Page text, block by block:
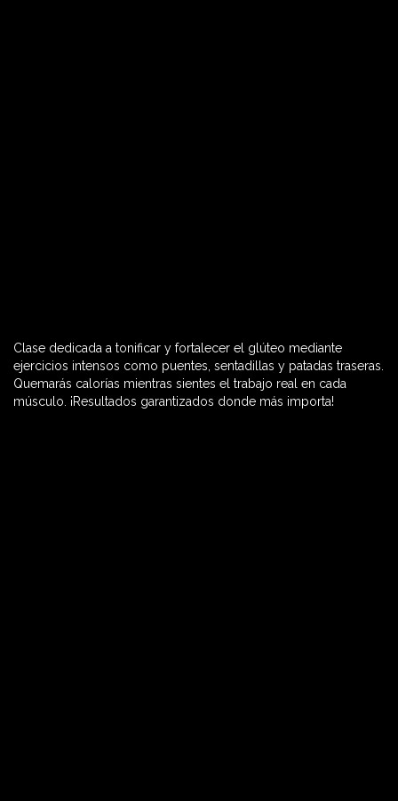
 60 MIN
Clase dedicada a tonificar y fortalecer el glúteo mediante
ejercicios intensos como puentes, sentadillas y patadas traseras.
Quemarás calorías mientras sientes el trabajo real en cada
músculo. ¡Resultados garantizados donde más importa!